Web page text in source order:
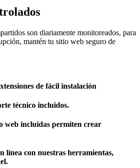
son diariamente monitoreados, para
mantén tu sitio web seguro de
de fácil instalación
técnico incluidos.
web incluidas permiten crear
línea con nuestras herramientas,